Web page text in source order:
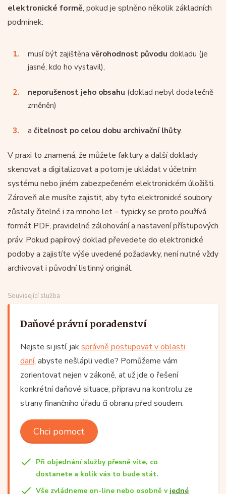
elektronické formě, pokud je splněno několik základních
podmínek:
musí být zajištěna věrohodnost původu dokladu (je
jasné, kdo ho vystavil),
neporušenost jeho obsahu (doklad nebyl dodatečně
změněn)
a čitelnost po celou dobu archivační lhůty.
V praxi to znamená, že můžete faktury a další doklady
skenovat a digitalizovat a potom je ukládat v účetním
systému nebo jiném zabezpečeném elektronickém úložišti.
Zároveň ale musíte zajistit, aby tyto elektronické soubory
zůstaly čitelné i za mnoho let – typicky se proto používá
formát PDF, pravidelné zálohování a nastavení přístupových
práv. Pokud papírový doklad převedete do elektronické
podoby a zajistíte výše uvedené požadavky, není nutné vždy
archivovat i původní listinný originál.
Související služba
Daňové právní poradenství
Nejste si jistí, jaksprávně postupovat v oblasti
daní, abyste nešlápli vedle? Pomůžeme vám
zorientovat nejen v zákoně, ať už jde o řešení
konkrétní daňové situace, přípravu na kontrolu ze
strany finančního úřadu či obranu před soudem.
Chci pomoct
Při objednání služby přesně víte, co
dostanete a kolik vás to bude stát.
Vše zvládneme on-line nebo osobně v jedné